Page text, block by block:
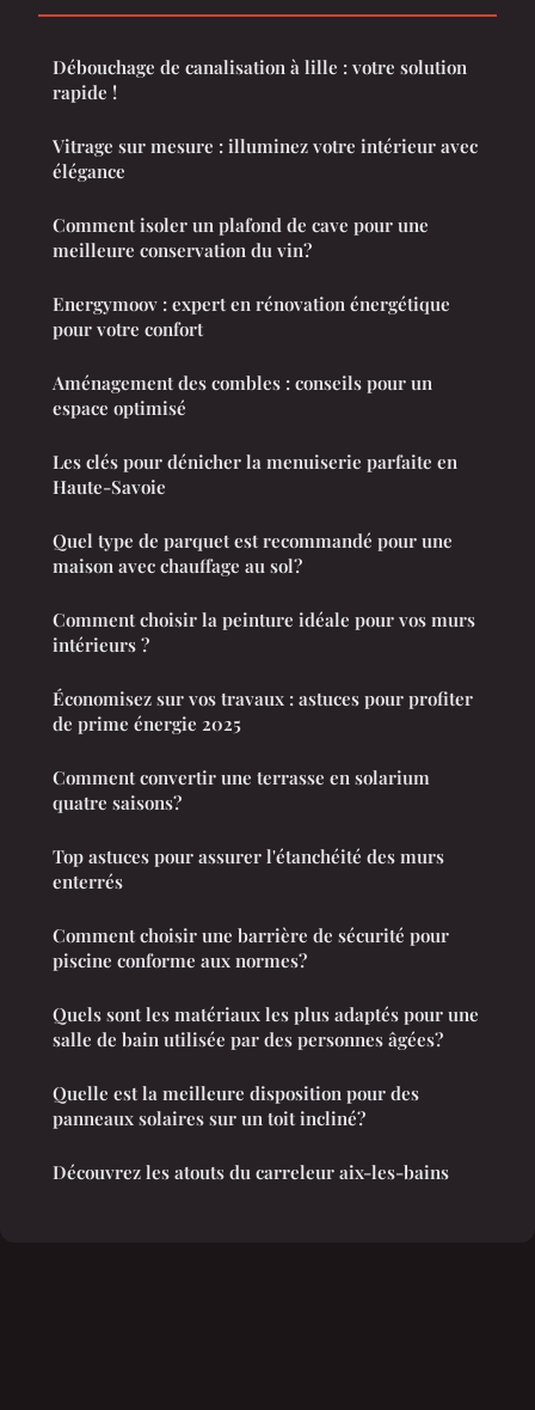
Débouchage de canalisation à lille : votre solution
rapide !
Vitrage sur mesure : illuminez votre intérieur avec
élégance
Comment isoler un plafond de cave pour une
meilleure conservation du vin?
Energymoov : expert en rénovation énergétique
pour votre confort
Aménagement des combles : conseils pour un
espace optimisé
Les clés pour dénicher la menuiserie parfaite en
Haute-Savoie
Quel type de parquet est recommandé pour une
maison avec chauffage au sol?
Comment choisir la peinture idéale pour vos murs
intérieurs ?
Économisez sur vos travaux : astuces pour profiter
de prime énergie 2025
Comment convertir une terrasse en solarium
quatre saisons?
Top astuces pour assurer l'étanchéité des murs
enterrés
Comment choisir une barrière de sécurité pour
piscine conforme aux normes?
Quels sont les matériaux les plus adaptés pour une
salle de bain utilisée par des personnes âgées?
Quelle est la meilleure disposition pour des
panneaux solaires sur un toit incliné?
Découvrez les atouts du carreleur aix-les-bains